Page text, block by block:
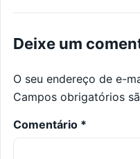
Deixe um
O seu endereço de e-
Campos obrigatórios
Comentário *